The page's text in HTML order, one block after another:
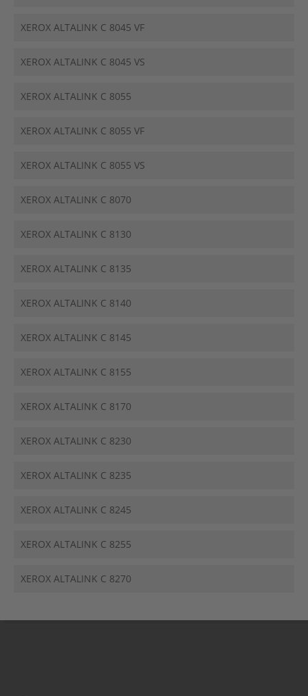
XEROX ALTALINK C 8045 VF
XEROX ALTALINK C 8045 VS
XEROX ALTALINK C 8055
XEROX ALTALINK C 8055 VF
XEROX ALTALINK C 8055 VS
XEROX ALTALINK C 8070
XEROX ALTALINK C 8130
XEROX ALTALINK C 8135
XEROX ALTALINK C 8140
XEROX ALTALINK C 8145
XEROX ALTALINK C 8155
XEROX ALTALINK C 8170
XEROX ALTALINK C 8230
XEROX ALTALINK C 8235
XEROX ALTALINK C 8245
XEROX ALTALINK C 8255
XEROX ALTALINK C 8270